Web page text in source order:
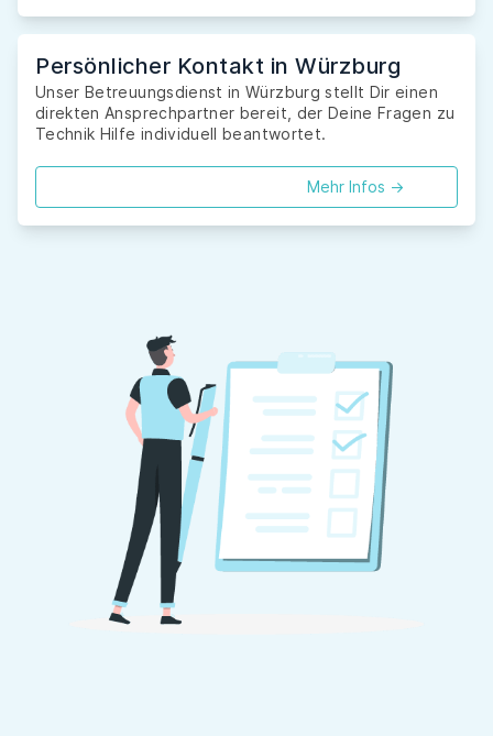
Persönlicher Kontakt in Würzburg
Unser Betreuungsdienst in Würzburg stellt Dir einen
direkten Ansprechpartner bereit, der Deine Fragen zu
Technik Hilfe individuell beantwortet.
Mehr Infos ->